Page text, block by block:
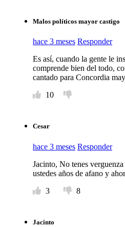
Malos políticos mayor castigo
hace 3 meses Responder
Es así, cuando la gente le
comprende bien del todo,
cantado para Concordia
10
Cesar
hace 3 meses Responder
Jacinto, No tenes
ustedes años de afano y
3
8
Jacinto